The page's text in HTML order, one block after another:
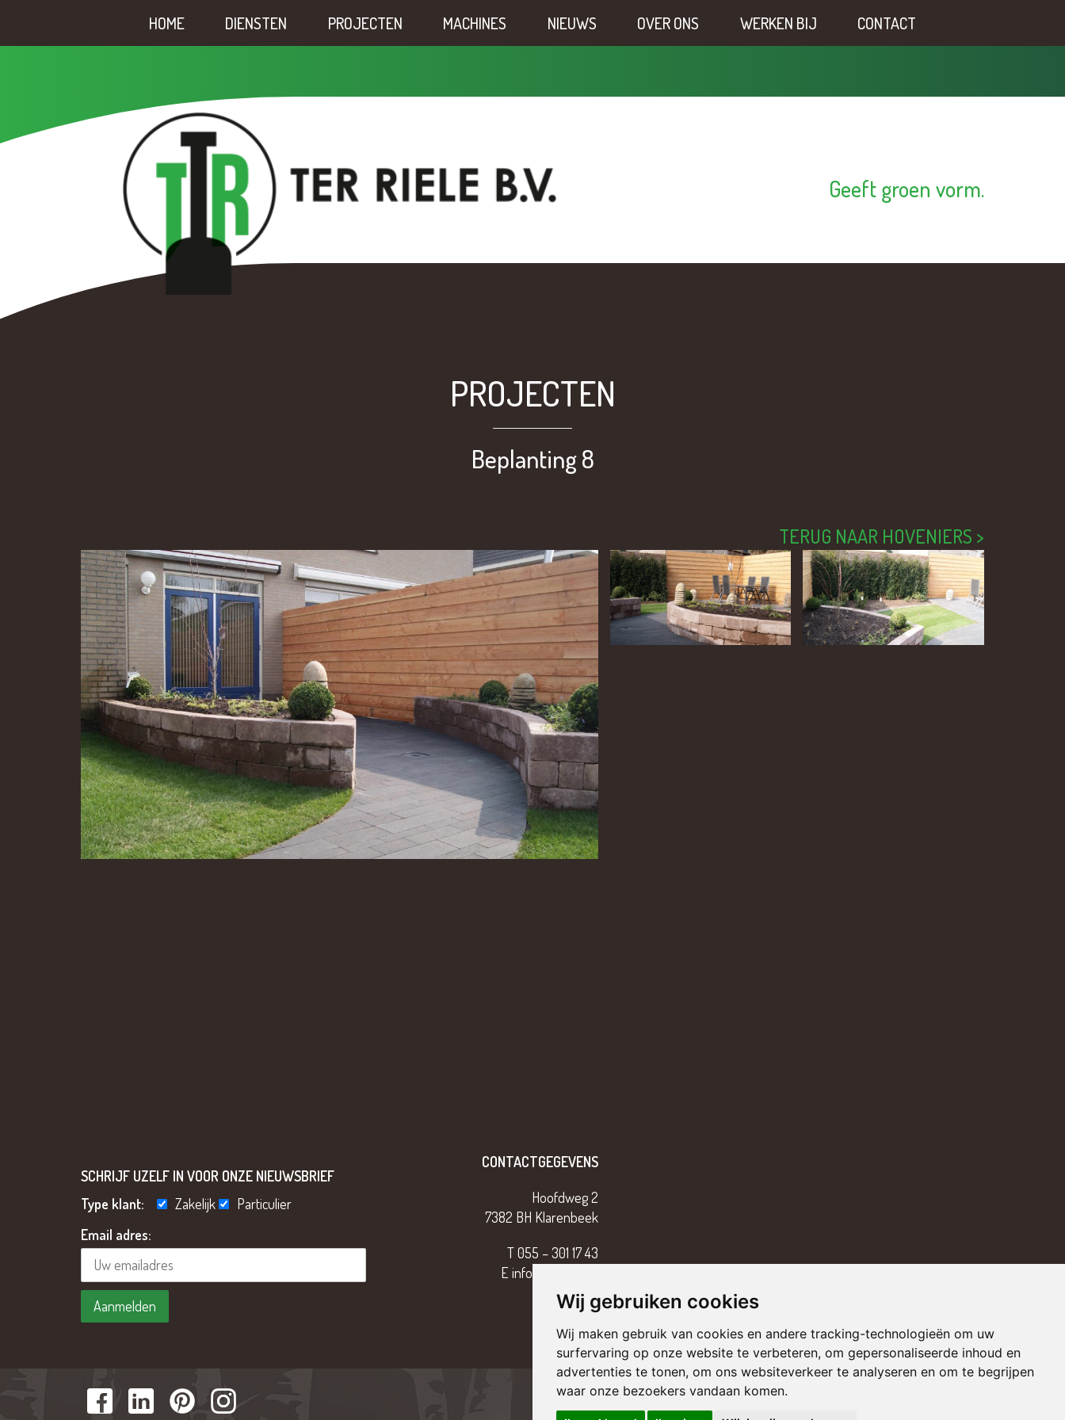
Wij gebruiken cookies
Wij maken gebruik van cookies en andere tracking-technologieën om uw
surfervaring op onze website te verbeteren, om gepersonaliseerde inhoud en
advertenties te tonen, om ons websiteverkeer te analyseren en om te begrijpen
waar onze bezoekers vandaan komen.
HOME DIENSTEN PROJECTEN MACHINES NIEUWS OVER ONS WERKEN BIJ CONTACT
Geeft groen vorm.
PROJECTEN
Beplanting 8
TERUG NAAR HOVENIERS >
SCHRIJF UZELF IN VOOR ONZE NIEUWSBRIEF
Type klant:
Zakelijk
Particulier
Email adres:
CONTACTGEGEVENS
Hoofdweg 2
7382 BH Klarenbeek
T055 – 301 17 43
Einfo@tterriele.nl